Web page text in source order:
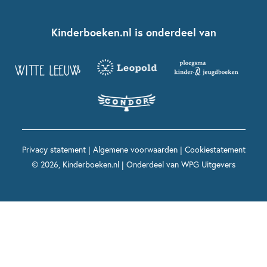
Kinderboeken diversiteit
Grappige kinderboeken
Spannende kinderboeken
Boekentips 12+ jaar
Voor volwassenen
Spekkie en Sproet
Maxi & Helium
Voor het onderwijs
Kinderboeken.nl is onderdeel van
Privacy statement| Algemene voorwaarden| Cookiestatement
© 2026, Kinderboeken.nl | Onderdeel van WPG Uitgevers